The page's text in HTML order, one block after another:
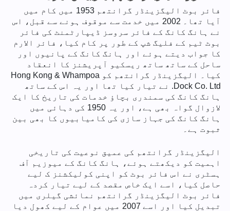
فائر بوٹ الیگزینڈر گرانتھم 1953 میں کام میں
آیا تھا۔ 2002 میں خدمت سے موقوف ہونے سے قبل، اس
نے ہانگ کانگ کے فائر سروسز ڈیپارٹمنٹ کی فائر
بوٹ ٹیم کے فلیگ شپ کے طور پر کام کیا، فائر الارم
کا جواب دیتے ہوئے اور ہانگ کانگ کے پانیوں اور
ساحل کے ساتھ ساتھ ریسکیو آپریشنز کا انعقاد
کیا۔ الیگزینڈر گرانتھم کو Hong Kong & Whampoa
Dock Co. Ltd. نے تیار کیا تھا اور یہ اس کے ساتھ
ہانگ کانگ کی سمندری بچاؤ خدمات کی تاریخ کا ایک
لازوال گواہ بھی ہے، اور یہ 1950 کی دہائی میں
ہانگ کانگ کی جہاز سازی کی کامیابیوں کا بھی بین
ثبوت ہے۔
الیگزینڈر گرانتھم کی عمیق نوعیت کی تاریخی
اہمیت کو دیکھتے ہوئے، ہانگ کانگ کے میوزیم آف
ہسٹری نے اس فائر بوٹ کو اپنی کولیکشنز ک لیے
حاصل کیا، اسے ایک خاص مقصد کے لیے تیار کردہ
فائر بوٹ الیگزینڈر گرانتھم نمائشی گیلری میں
تبدیل کیا اور اسے 2007 میں عوام کے لیے کھول دیا